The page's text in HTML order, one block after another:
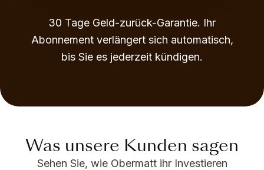
30 Tage Geld-zurück-Garantie. Ihr
Abonnement verlängert sich automatisch,
bis Sie es jederzeit kündigen.
Was unsere Kunden sagen
Sehen Sie, wie Obermatt ihr Investieren